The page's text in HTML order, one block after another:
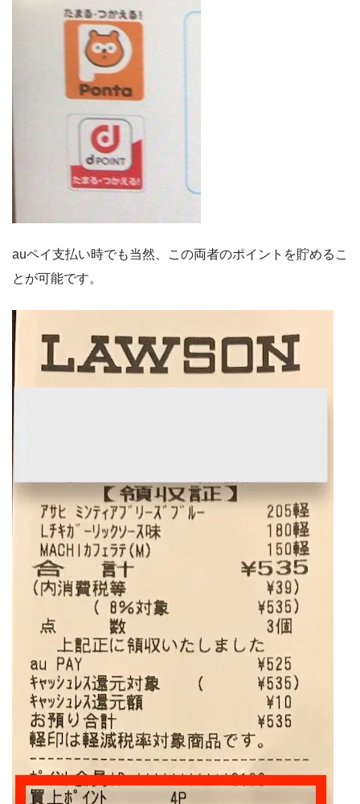
auペイ支払い時でも当然、この両者のポイントを貯めるこ
とが可能です。